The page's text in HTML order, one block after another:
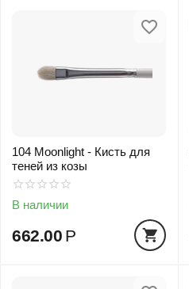
104 Moonlight - Кисть для
теней из козы
В наличии
662.00 Р